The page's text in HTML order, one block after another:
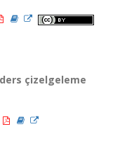
çizelgeleme